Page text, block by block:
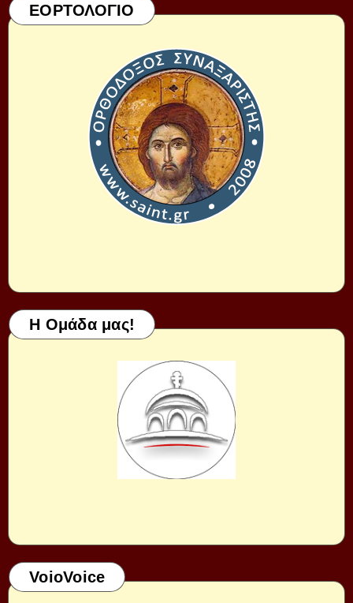
ΕΟΡΤΟΛΟΓΙΟ
Η Ομάδα μας!
VoioVoice